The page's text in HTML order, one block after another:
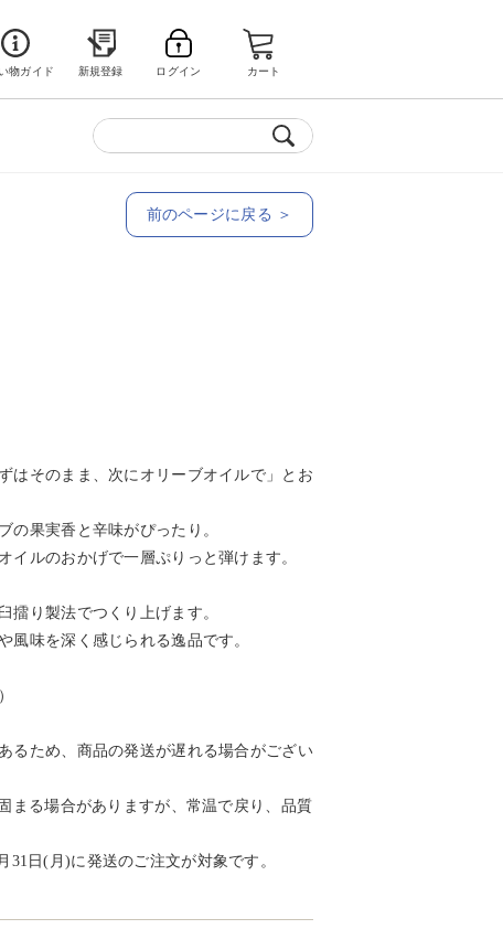
物ガイド 新規登録 ログイン カート
前のページに戻る ＞
はそのまま、次にオリーブオイルで」とお
の果実香と辛味がぴったり。
イルのおかげで一層ぷりっと弾けます。
擂り製法でつくり上げます。
風味を深く感じられる逸品です。
るため、商品の発送が遅れる場合がござい
る場合がありますが、常温で戻り、品質
日(月)に発送のご注文が対象です。